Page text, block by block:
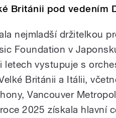
Británii pod vedením
nejmladší držitelkou
Foundation v
letech vystupuje s
Británii a Itálii,
Vancouver
2025 získala hlavní